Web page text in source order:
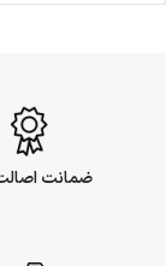
ضمانت